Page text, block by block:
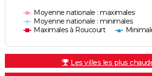
Moyenne nationale : maximales
Moyenne nationale : minimales
Maximales à Roucourt
Les villes les plus